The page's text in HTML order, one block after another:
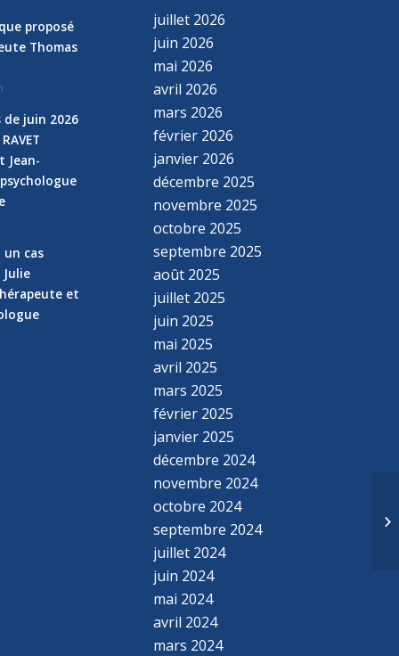
proposé
Thomas
de juin 2026
Jean-
un cas
et
juillet 2026
juin 2026
mai 2026
avril 2026
mars 2026
février 2026
janvier 2026
décembre 2025
novembre 2025
octobre 2025
septembre 2025
août 2025
juillet 2025
juin 2025
mai 2025
avril 2025
mars 2025
février 2025
janvier 2025
décembre 2024
novembre 2024
octobre 2024
septembre 2024
juillet 2024
juin 2024
mai 2024
avril 2024
mars 2024